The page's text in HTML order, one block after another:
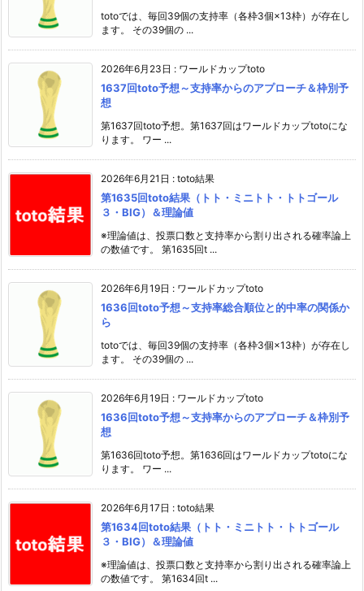
totoでは、毎回39個の支持率（各枠3個×13枠）が存在し
ます。 その39個の ...
2026年6月23日 : ワールドカップtoto
1637回toto予想～支持率からのアプローチ＆枠別予
想
第1637回toto予想。第1637回はワールドカップtotoにな
ります。 ワー ...
2026年6月21日 : toto結果
第1635回toto結果（トト・ミニトト・トトゴール
３・BIG）＆理論値
※理論値は、投票口数と支持率から割り出される確率論上
の数値です。 第1635回t ...
2026年6月19日 : ワールドカップtoto
1636回toto予想～支持率総合順位と的中率の関係か
ら
totoでは、毎回39個の支持率（各枠3個×13枠）が存在し
ます。 その39個の ...
2026年6月19日 : ワールドカップtoto
1636回toto予想～支持率からのアプローチ＆枠別予
想
第1636回toto予想。第1636回はワールドカップtotoにな
ります。 ワー ...
2026年6月17日 : toto結果
第1634回toto結果（トト・ミニトト・トトゴール
３・BIG）＆理論値
※理論値は、投票口数と支持率から割り出される確率論上
の数値です。 第1634回t ...